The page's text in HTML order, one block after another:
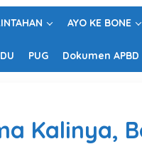
AYO KE BONE
PUG Dokumen APBD
Kalinya,